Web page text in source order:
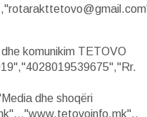
komunikim TETOVO
dhe shoqëri